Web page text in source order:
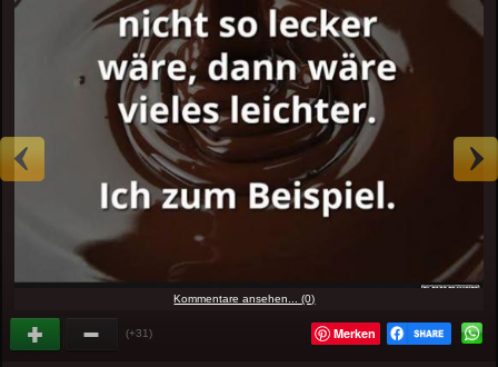
Kommentare ansehen... (0)
(+31) Merken